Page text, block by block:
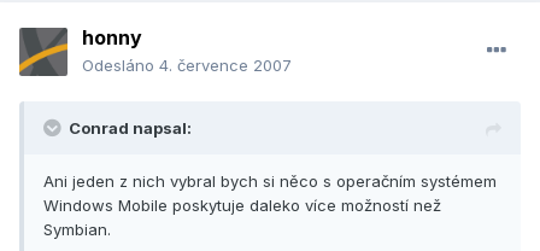
honny
Odesláno 4. července 2007
Conrad napsal:
Ani jeden z nich vybral bych si něco s operačním systémem
Windows Mobile poskytuje daleko více možností než
Symbian.